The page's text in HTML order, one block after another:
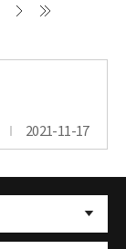
2021-11-17